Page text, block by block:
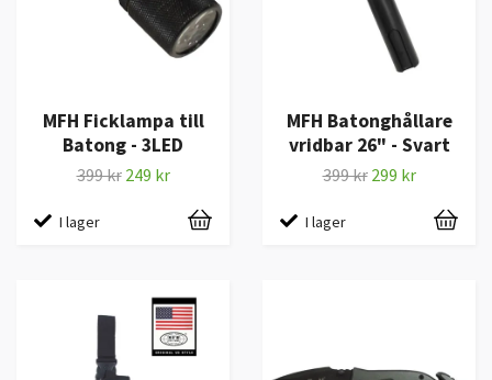
MFH Ficklampa till
Batong - 3LED
399 kr 249 kr
I lager
MFH Batonghållare
vridbar 26" - Svart
399 kr 299 kr
I lager